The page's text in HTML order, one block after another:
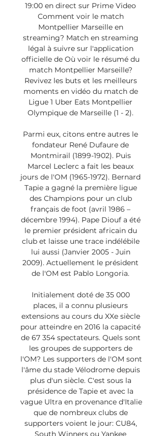
19:00 en direct sur Prime Video
Comment voir le match
Montpellier Marseille en
streaming? Match en streaming
légal à suivre sur l'application
officielle de Où voir le résumé du
match Montpellier Marseille?
Revivez les buts et les meilleurs
moments en vidéo du match de
Ligue 1 Uber Eats Montpellier
Olympique de Marseille (1 - 2).
Parmi eux, citons entre autres le
fondateur René Dufaure de
Montmirail (1899-1902). Puis
Marcel Leclerc a fait les beaux
jours de l'OM (1965-1972). Bernard
Tapie a gagné la première ligue
des Champions pour un club
français de foot (avril 1986 –
décembre 1994). Pape Diouf a été
le premier président africain du
club et laisse une trace indélébile
lui aussi (Janvier 2005 - Juin
2009). Actuellement le président
de l'OM est Pablo Longoria.
Initialement doté de 35 000
places, il a connu plusieurs
extensions au cours du XXe siècle
pour atteindre en 2016 la capacité
de 67 354 spectateurs. Quels sont
les groupes de supporters de
l'OM? Les supporters de l'OM sont
l'âme du stade Vélodrome depuis
plus d'un siècle. C'est sous la
présidence de Tapie et avec la
vague Ultra en provenance d'Italie
que de nombreux clubs de
supporters voient le jour: CU84,
South Winners ou Yankee